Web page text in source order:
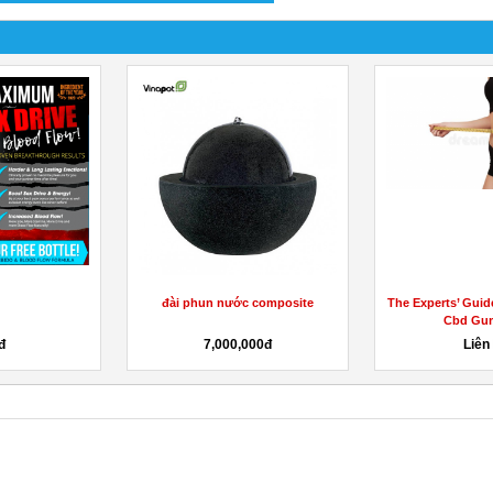
Microsoft AI-102
Liên hệ
https://2nd-lyfe-keto-acv-
Liên hệ
Impact
(US)